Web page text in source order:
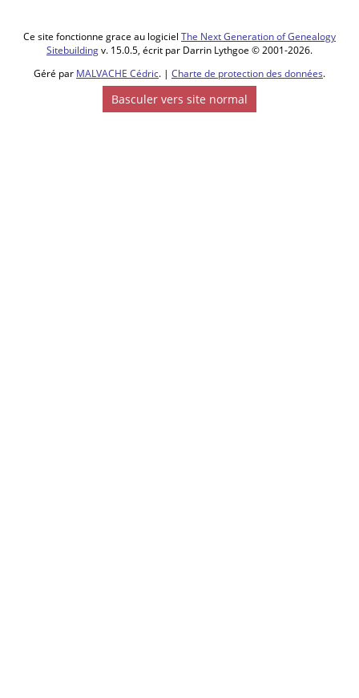
Ce site fonctionne grace au logiciel The Next Generation of Genealogy
Sitebuildingv. 15.0.5, écrit par Darrin Lythgoe © 2001-2026.
Géré par MALVACHE Cédric. | Charte de protection des données.
Basculer vers site normal